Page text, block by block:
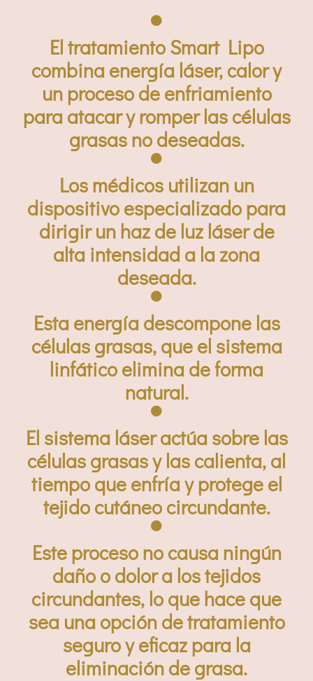
El tratamiento Smart Lipo
combina energía láser, calor y
un proceso de enfriamiento
para atacar y romper las células
grasas no deseadas.
Los médicos utilizan un
dispositivo especializado para
dirigir un haz de luz láser de
alta intensidad a la zona
deseada.
Esta energía descompone las
células grasas, que el sistema
linfático elimina de forma
natural.
El sistema láser actúa sobre las
células grasas y las calienta, al
tiempo que enfría y protege el
tejido cutáneo circundante.
Este proceso no causa ningún
daño o dolor a los tejidos
circundantes, lo que hace que
sea una opción de tratamiento
seguro y eficaz para la
eliminación de grasa.